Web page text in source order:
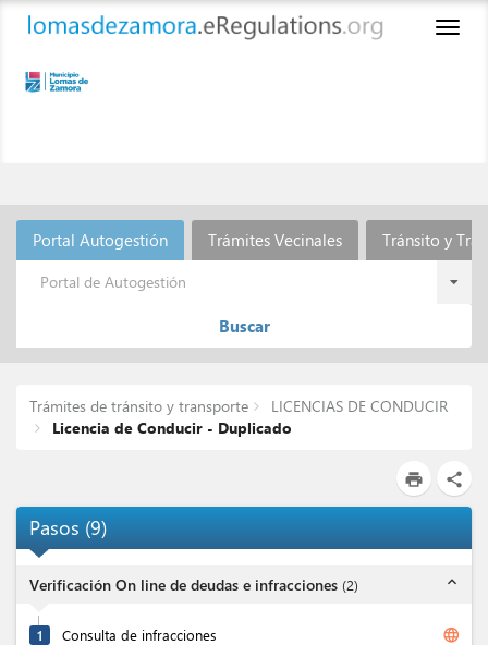
Portal Autogestión Trámites Vecinales Tránsito y
Portal de Autogestión
Buscar
Trámites de tránsito y transporte
LICENCIAS DE CONDUCIR
Licencia de Conducir - Duplicado
print share
Pasos (9)
Verificación On line de deudas e infracciones (2) expand_less
1 Consulta de infracciones language